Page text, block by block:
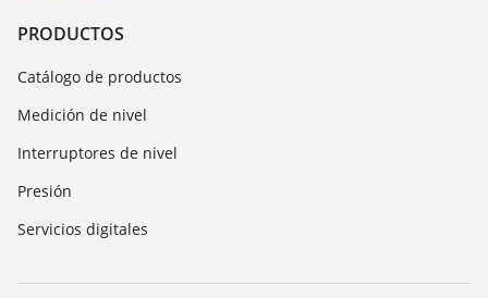
PRODUCTOS
Catálogo de productos
Medición de nivel
Interruptores de nivel
Presión
Servicios digitales